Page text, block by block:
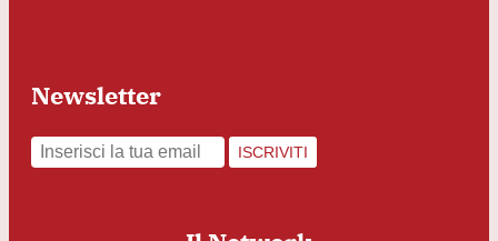
Newsletter
ISCRIVITI